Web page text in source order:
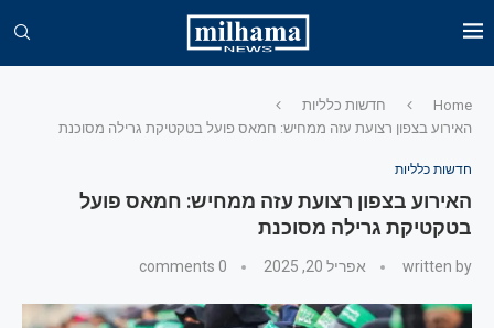
Home
חדשות כלליות
האירוע בצפון רצועת עזה ממחיש: חמאס פועל בטקטיקת גרילה מסוכנת
חדשות כלליות
האירוע בצפון רצועת עזה ממחיש: חמאס פועל
בטקטיקת גרילה מסוכנת
written by אפריל 20, 2025 0 comments